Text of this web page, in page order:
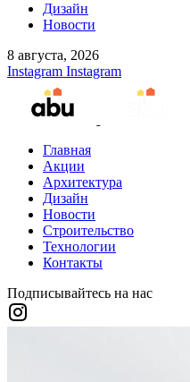
Дизайн
Новости
8 августа, 2026
Instagram Instagram
Главная
Акции
Архитектура
Дизайн
Новости
Строительство
Технологии
Контакты
Подписывайтесь на нас